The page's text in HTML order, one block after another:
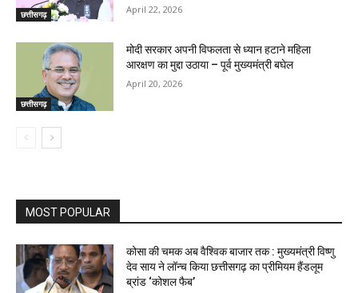
छत्तीसगढ़ April 22, 2026
छत्तीसगढ़
मोदी सरकार अपनी विफलता से ध्यान हटाने महिला
आरक्षण का मुद्दा उठाया – पूर्व मुख्यमंत्री बघेल
April 20, 2026
MOST POPULAR
कोसा की चमक अब वैश्विक बाजार तक : मुख्यमंत्री विष्णु
देव साय ने लॉन्च किया छत्तीसगढ़ का प्रीमियम हैंडलूम
ब्रांड ‘कोशल फैब’